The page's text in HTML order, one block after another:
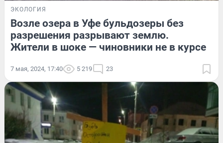
ЭКОЛОГИЯ
Возле озера в Уфе бульдозеры без
разрешения разрывают землю.
Жители в шоке — чиновники не в курсе
7 мая, 2024, 17:40 5 219 23